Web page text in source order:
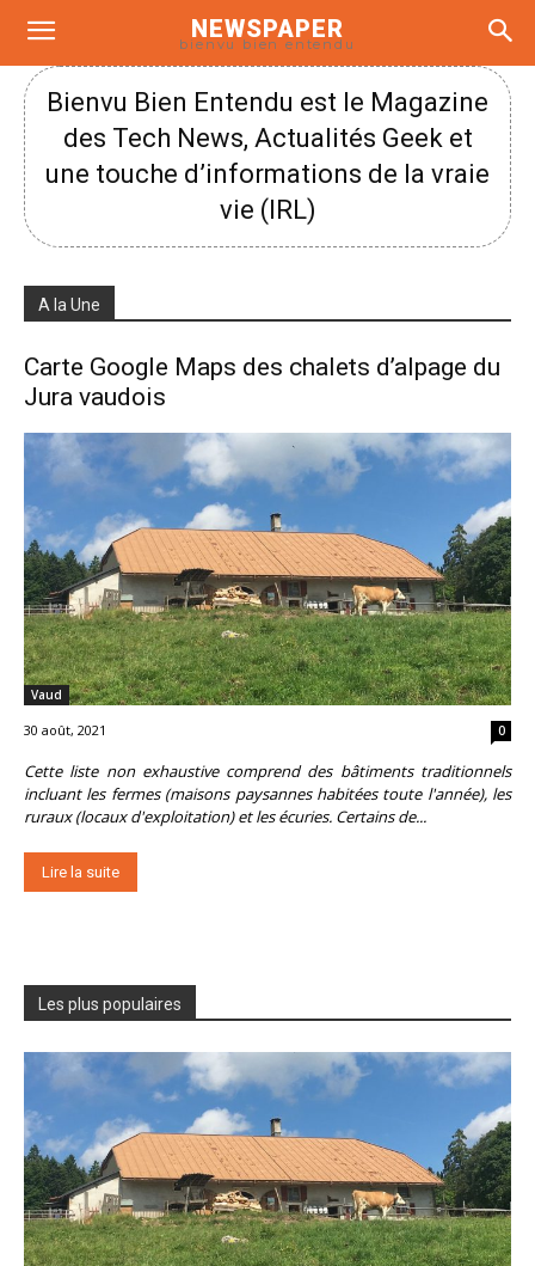
NEWSPAPER
bienvu bien entendu
Bienvu Bien Entendu est le Magazine
des Tech News, Actualités Geek et
une touche d’informations de la vraie
vie (IRL)
A la Une
Carte Google Maps des chalets d’alpage du
Jura vaudois
Vaud
30 août, 2021 0
Cette liste non exhaustive comprend des bâtiments traditionnels
incluant les fermes (maisons paysannes habitées toute l'année), les
ruraux (locaux d'exploitation) et les écuries. Certains de...
Lire la suite
Les plus populaires